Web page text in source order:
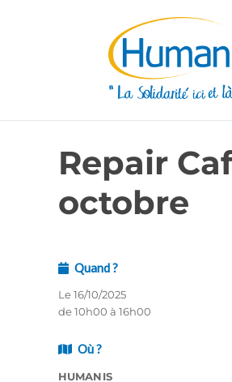
Repair
octobre
Quand ?
Le 16/10/2025
de 10h00 à 16h00
Où ?
HUMANIS